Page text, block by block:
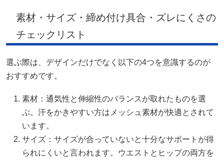
素材・サイズ・締め付け具合・ズレにくさの
チェックリスト
選ぶ際は、デザインだけでなく以下の4つを意識するのが
おすすめです。
素材：通気性と伸縮性のバランスが取れたものを選
ぶ。汗をかきやすい方はメッシュ素材が快適とされて
います。
サイズ：サイズが合っていないと十分なサポートが得
られにくいと言われます。ウエストとヒップの両方を